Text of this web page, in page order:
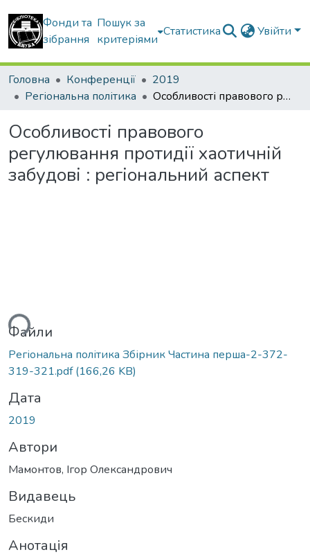
Фонди та
зібрання
Пошук за
критеріями
Статистика Увійти
Головна Конференції
2019
Регіональна політика
Особливості правового регулювання протидії хаотичній забудові : регіональний аспект
Особливості правового
регулювання протидії хаотичній
забудові : регіональний аспект
Файли
Регіональна політика Збірник Частина перша-2-372-
319-321.pdf(166,26 KB)
Дата
2019
Автори
Мамонтов, Ігор Олександрович
Видавець
Бескиди
Анотація